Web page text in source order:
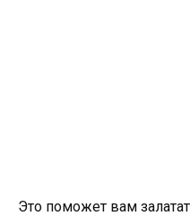
Это поможет вам